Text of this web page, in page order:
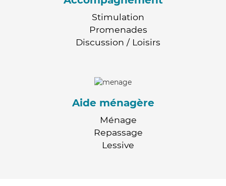
Stimulation
Promenades
Discussion / Loisirs
Aide ménagère
Ménage
Repassage
Lessive